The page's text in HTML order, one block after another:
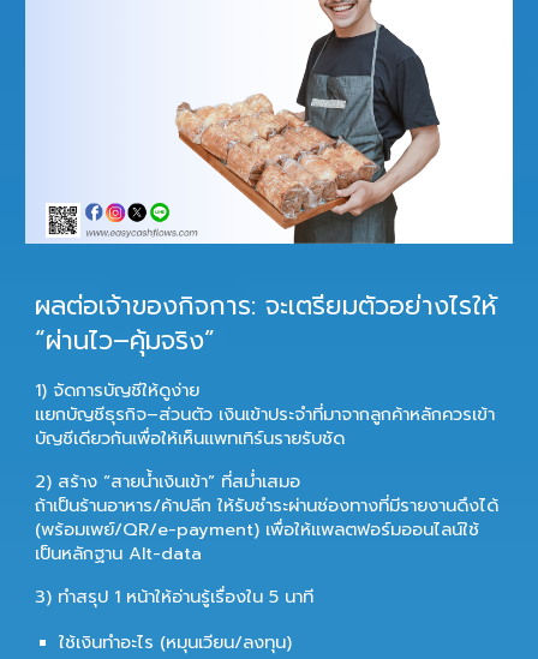
ผลต่อเจ้าของกิจการ: จะเตรียมตัวอย่างไรให้
“ผ่านไว–คุ้มจริง”
1) จัดการบัญชีให้ดูง่าย
แยกบัญชีธุรกิจ–ส่วนตัว เงินเข้าประจำที่มาจากลูกค้าหลักควรเข้า
บัญชีเดียวกันเพื่อให้เห็นแพทเทิร์นรายรับชัด
2) สร้าง “สายน้ำเงินเข้า” ที่สม่ำเสมอ
ถ้าเป็นร้านอาหาร/ค้าปลีก ให้รับชำระผ่านช่องทางที่มีรายงานดึงได้
(พร้อมเพย์/QR/e-payment) เพื่อให้แพลตฟอร์มออนไลน์ใช้
เป็นหลักฐาน Alt-data
3) ทำสรุป 1 หน้าให้อ่านรู้เรื่องใน 5 นาที
ใช้เงินทำอะไร (หมุนเวียน/ลงทุน)